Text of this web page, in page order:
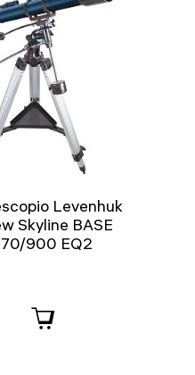
Levenhuk
Skyline BASE
70/900 EQ2